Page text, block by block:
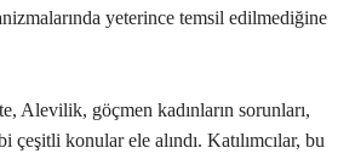
yeterince temsil edilmediğine
Alevilik, göçmen kadınların sorunları,
konular ele alındı. Katılımcılar, bu